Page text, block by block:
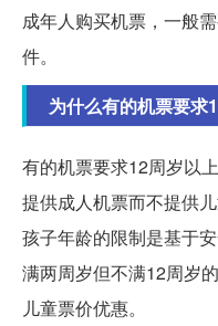
成年人购买机票，一般
件。
为什么有的机票要求
有的机票要求12周岁以
提供成人机票而不提供
孩子年龄的限制是基于
满两周岁但不满12周岁
儿童票价优惠。